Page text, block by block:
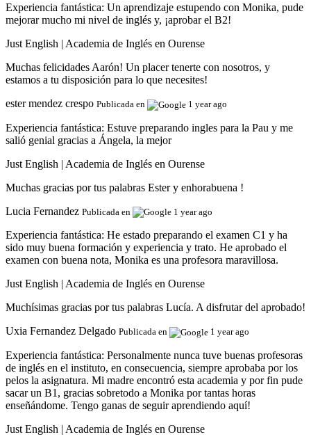
Experiencia fantástica: Un aprendizaje estupendo con Monika, pude
mejorar mucho mi nivel de inglés y, ¡aprobar el B2!
Just English | Academia de Inglés en Ourense
Muchas felicidades Aarón! Un placer tenerte con nosotros, y
estamos a tu disposición para lo que necesites!
ester mendez crespo Publicada en 1 year ago
Experiencia fantástica: Estuve preparando ingles para la Pau y me
salió genial gracias a Ángela, la mejor
Just English | Academia de Inglés en Ourense
Muchas gracias por tus palabras Ester y enhorabuena !
Lucia Fernandez Publicada en 1 year ago
Experiencia fantástica: He estado preparando el examen C1 y ha
sido muy buena formación y experiencia y trato. He aprobado el
examen con buena nota, Monika es una profesora maravillosa.
Just English | Academia de Inglés en Ourense
Muchísimas gracias por tus palabras Lucía. A disfrutar del aprobado!
Uxia Fernandez Delgado Publicada en 1 year ago
Experiencia fantástica: Personalmente nunca tuve buenas profesoras
de inglés en el instituto, en consecuencia, siempre aprobaba por los
pelos la asignatura. Mi madre encontró esta academia y por fin pude
sacar un B1, gracias sobretodo a Monika por tantas horas
enseñándome. Tengo ganas de seguir aprendiendo aquí!
Just English | Academia de Inglés en Ourense